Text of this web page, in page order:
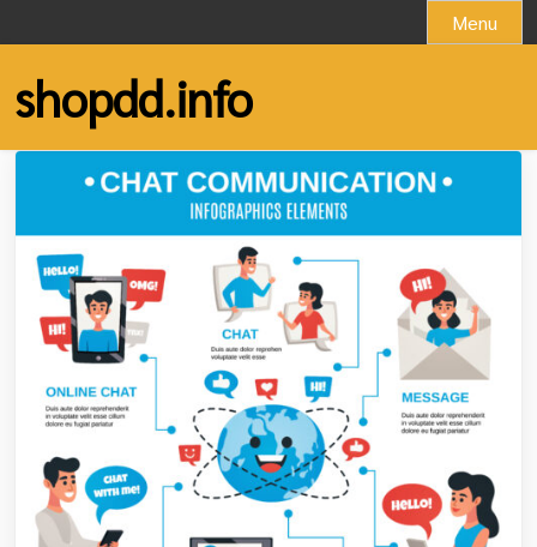
to
content
Menu
shopdd.info